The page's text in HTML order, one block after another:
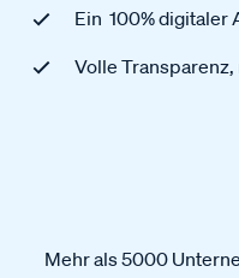
Ein 100% digitaler
Volle
Mehr als 5000